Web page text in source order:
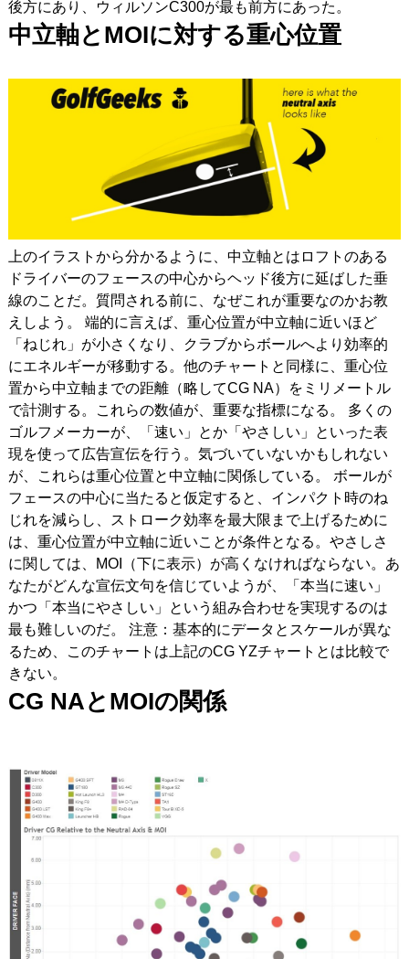
後方にあり、ウィルソンC300が最も前方にあった。
中立軸とMOIに対する重心位置
上のイラストから分かるように、中立軸とはロフトのある
ドライバーのフェースの中心からヘッド後方に延ばした垂
線のことだ。質問される前に、なぜこれが重要なのかお教
えしよう。 端的に言えば、重心位置が中立軸に近いほど
「ねじれ」が小さくなり、クラブからボールへより効率的
にエネルギーが移動する。他のチャートと同様に、重心位
置から中立軸までの距離（略してCG NA）をミリメートル
で計測する。これらの数値が、重要な指標になる。 多くの
ゴルフメーカーが、「速い」とか「やさしい」といった表
現を使って広告宣伝を行う。気づいていないかもしれない
が、これらは重心位置と中立軸に関係している。 ボールが
フェースの中心に当たると仮定すると、インパクト時のね
じれを減らし、ストローク効率を最大限まで上げるために
は、重心位置が中立軸に近いことが条件となる。やさしさ
に関しては、MOI（下に表示）が高くなければならない。あ
なたがどんな宣伝文句を信じていようが、「本当に速い」
かつ「本当にやさしい」という組み合わせを実現するのは
最も難しいのだ。 注意：基本的にデータとスケールが異な
るため、このチャートは上記のCG YZチャートとは比較で
きない。
CG NAとMOIの関係